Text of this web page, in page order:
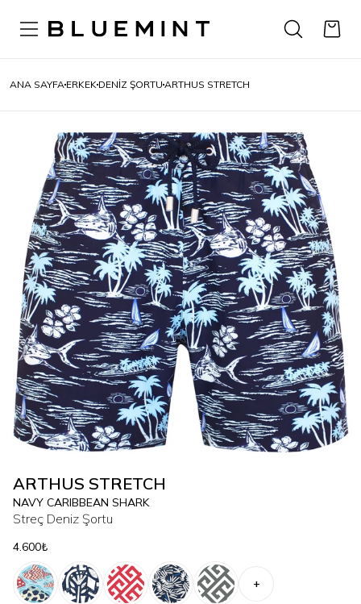
ANA SAYFA ERKEK DENIZ ŞORTU ARTHUS STRETCH
ARTHUS STRETCH
NAVY CARIBBEAN SHARK
Streç Deniz Şortu
4.600₺
+